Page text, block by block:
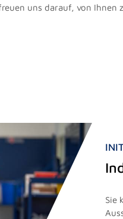
uns darauf, von Ihnen
Sie